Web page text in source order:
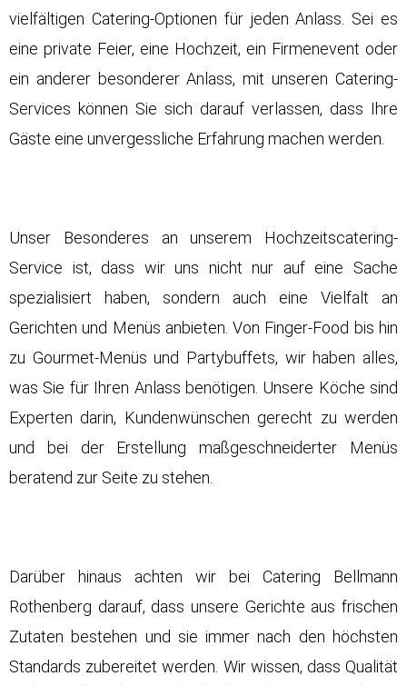
vielfältigen Catering-Optionen für jeden Anlass. Sei es
eine private Feier, eine Hochzeit, ein Firmenevent oder
ein anderer besonderer Anlass, mit unseren Catering-
Services können Sie sich darauf verlassen, dass Ihre
Gäste eine unvergessliche Erfahrung machen werden.
Unser Besonderes an unserem Hochzeitscatering-
Service ist, dass wir uns nicht nur auf eine Sache
spezialisiert haben, sondern auch eine Vielfalt an
Gerichten und Menüs anbieten. Von Finger-Food bis hin
zu Gourmet-Menüs und Partybuffets, wir haben alles,
was Sie für Ihren Anlass benötigen. Unsere Köche sind
Experten darin, Kundenwünschen gerecht zu werden
und bei der Erstellung maßgeschneiderter Menüs
beratend zur Seite zu stehen.
Darüber hinaus achten wir bei Catering Bellmann
Rothenberg darauf, dass unsere Gerichte aus frischen
Zutaten bestehen und sie immer nach den höchsten
Standards zubereitet werden. Wir wissen, dass Qualität